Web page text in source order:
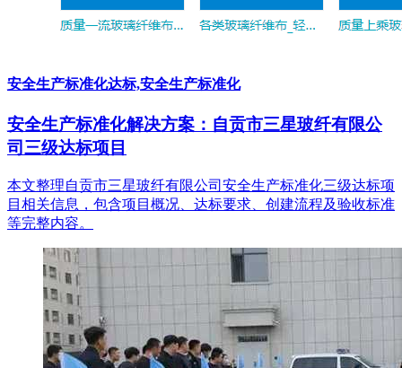
安全生产标准化达标,安全生产标准化
安全生产标准化解决方案：自贡市三星玻纤有限公
司三级达标项目
本文整理自贡市三星玻纤有限公司安全生产标准化三级达标项
目相关信息，包含项目概况、达标要求、创建流程及验收标准
等完整内容。